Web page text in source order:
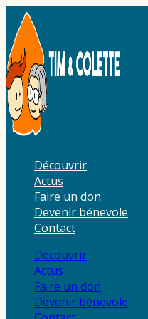
Aller
au
contenu
Découvrir
Actus
Faire un don
Devenir bénevole
Contact
Découvrir
Actus
Faire un don
Devenir bénevole